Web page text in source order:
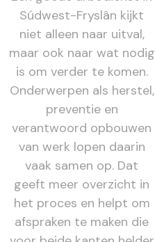
Súdwest-Fryslân kijkt
niet alleen naar uitval,
maar ook naar wat nodig
is om verder te komen.
Onderwerpen als herstel,
preventie en
verantwoord opbouwen
van werk lopen daarin
vaak samen op. Dat
geeft meer overzicht in
het proces en helpt om
afspraken te maken die